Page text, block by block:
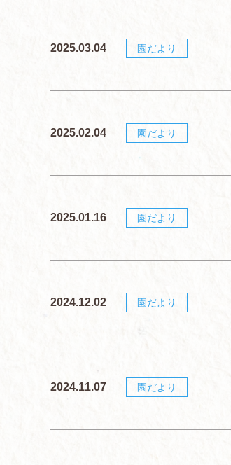
2025.03.04 園だより
2025.02.04 園だより
2025.01.16 園だより
2024.12.02 園だより
2024.11.07 園だより